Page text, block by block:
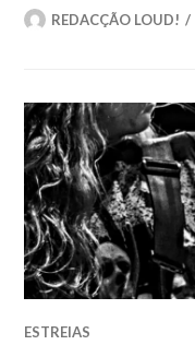
REDACÇÃO LOUD!
ESTREIAS